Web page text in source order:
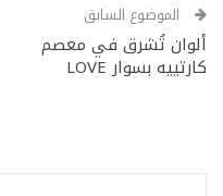
الموضوع السابق
ألوان تُشرق في معصم
كارتييه بسوار LOVE